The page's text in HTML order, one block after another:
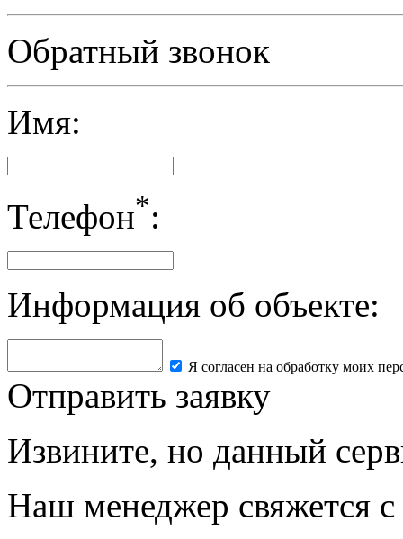
Обратный звонок
Имя:
Телефон*:
Информация об объекте:
Я согласен на обработку моих
Отправить заявку
Извините, но данный
Наш менеджер свяжется